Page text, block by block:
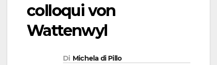
colloqui von
Wattenwyl
Di Michela di Pillo